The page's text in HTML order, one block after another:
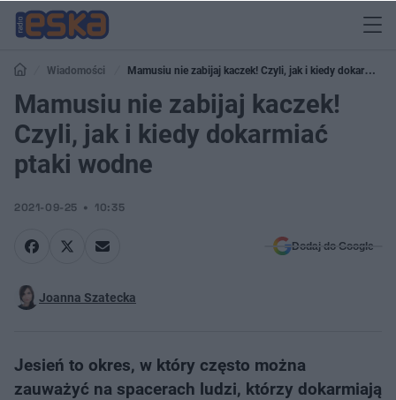
Wiadomości
Mamusiu nie zabijaj kaczek! Czyli, jak i kiedy dokarmiać
ptaki wodne
Mamusiu nie zabijaj kaczek!
Czyli, jak i kiedy dokarmiać
ptaki wodne
2021-09-25 10:35
Dodaj do Google
Joanna Szatecka
Jesień to okres, w który często można
zauważyć na spacerach ludzi, którzy dokarmiają